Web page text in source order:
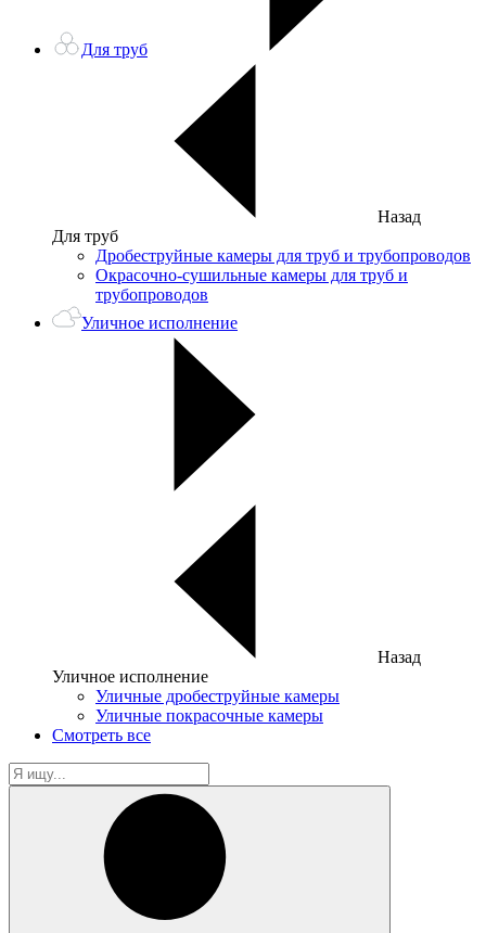
Для труб
Назад
Для труб
Дробеструйные камеры для труб и трубопроводов
Окрасочно-сушильные камеры для труб и
трубопроводов
Уличное исполнение
Назад
Уличное исполнение
Уличные дробеструйные камеры
Уличные покрасочные камеры
Смотреть все